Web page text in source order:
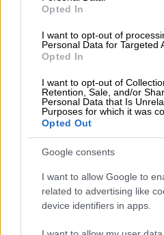
Opted In
I want to opt-out of
Personal Data for Targeted
Opted In
I want to opt-out of
Retention, Sale, and/or
Personal Data that Is
Purposes for which it was
Opted Out
Google consents
I want to allow Google to
related to advertising like
device identifiers in apps.
κατοχή του
αρχαία νομίσματα, τα
κρυμμένα στο
ενώ σε τσάντα ώμου
αρχαία νομίσματα,
κάρτα επιβίβασης μετ’
της Γερμανίας.
Στη συνέχεια σε
πραγματοποιήθηκαν
λειτουργού σε σπίτια
Σερρών,βρέθηκαν και